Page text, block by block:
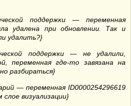
поддержки — переменная
удалена при обновлении. Так и
удалить?}
поддержки — не удалили,
переменная где-то завязана на
разбираться}
— переменная ID0000254296619
визуализации}